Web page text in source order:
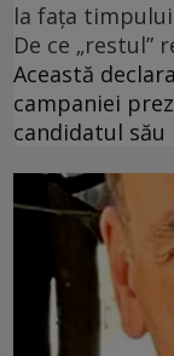
la fața timpului
De ce „restul”
Această
campaniei
candidatul